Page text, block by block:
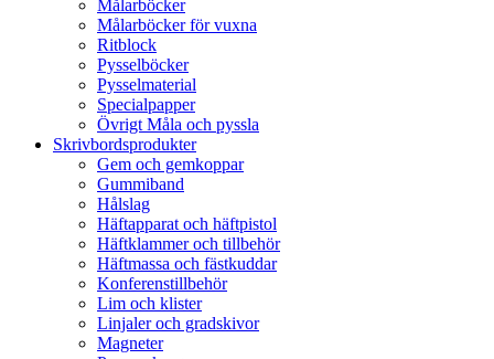
Målarböcker
Målarböcker för vuxna
Ritblock
Pysselböcker
Pysselmaterial
Specialpapper
Övrigt Måla och pyssla
Skrivbordsprodukter
Gem och gemkoppar
Gummiband
Hålslag
Häftapparat och häftpistol
Häftklammer och tillbehör
Häftmassa och fästkuddar
Konferenstillbehör
Lim och klister
Linjaler och gradskivor
Magneter